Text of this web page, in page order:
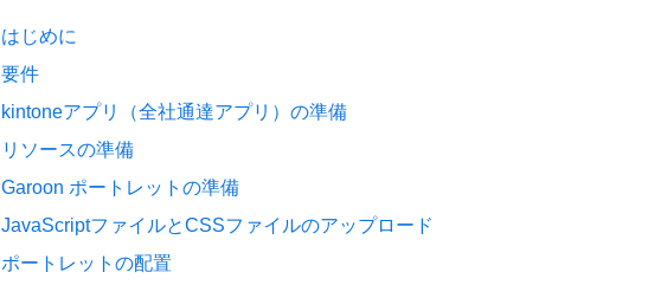
はじめに
要件
kintoneアプリ（全社通達アプリ）の準備
リソースの準備
Garoon ポートレットの準備
JavaScriptファイルとCSSファイルのアップロード
ポートレットの配置